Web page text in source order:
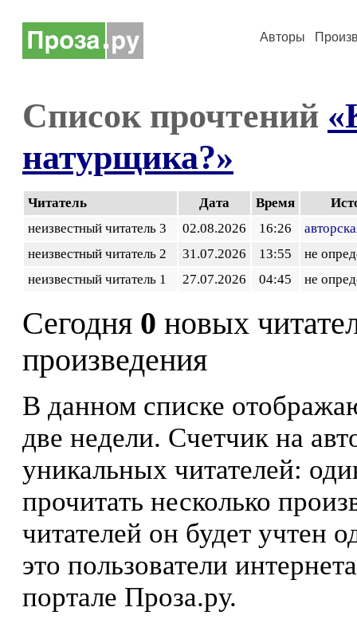
Авторы
Список прочтений
натурщика?»
Читатель Дата Время
неизвестный читатель 3
02.08.2026 16:26
неизвестный читатель 2
31.07.2026 13:55
не
неизвестный читатель 1
27.07.2026 04:45 не
Сегодня 0 новых
произведения
В данном списке
две недели. Счетчик на
уникальных читателей:
прочитать несколько
читателей он будет учтен
это пользователи
портале Проза.ру.